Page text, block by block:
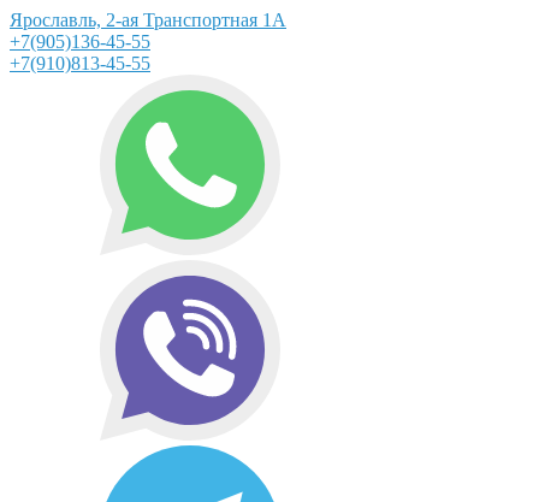
Ярославль, 2-ая Транспортная 1А
+7(905)136-45-55
+7(910)813-45-55